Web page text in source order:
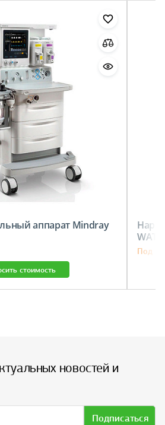
аппарат Mindray
стоимость
Под
новостей и
Подписаться